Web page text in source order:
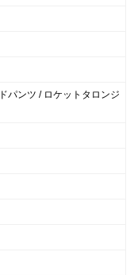
パンツ / ロケットタロンジ